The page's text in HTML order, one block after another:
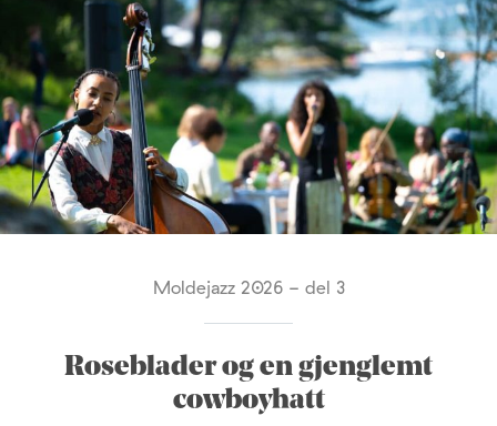
Moldejazz 2026 - del 3
Roseblader og en gjenglemt
cowboyhatt